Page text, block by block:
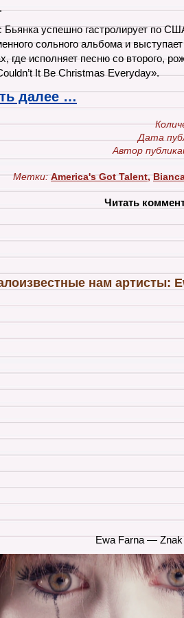
Бьянка успешно гастролирует по
сольного альбома и
где исполняет песню со второго,
It Be Christmas Everyday».
далее …
Дата
Автор
Метки: America's Got Talent,
Читать
нам артисты:
Ewa Farna — Znak